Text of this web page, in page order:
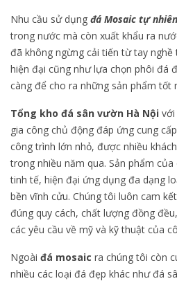
Nhu cầu sử dụng đá Mosaic tự nhiên
trong nước mà còn xuất khẩu ra
đã không ngừng cải tiến từ tay
hiện đại cũng như lựa chọn phôi đá
càng để cho ra những sản phẩm tốt
Tổng kho đá sân vườn Hà Nội
gia công chủ động đáp ứng cung
công trình lớn nhỏ, được nhiều
trong nhiều năm qua. Sản phẩm của
tinh tế, hiện đại ứng dụng đa dạng
bền vĩnh cửu. Chúng tôi luôn cam
đúng quy cách, chất lượng đồng
các yêu cầu về mỹ và kỹ thuật của
Ngoài đá mosaic ra chúng tôi còn
nhiều các loại đá đẹp khác như đá